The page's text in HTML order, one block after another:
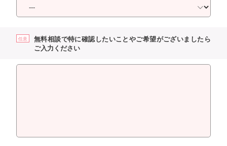
任意
無料相談で特に確認したいことやご希望がございましたら
ご入力ください